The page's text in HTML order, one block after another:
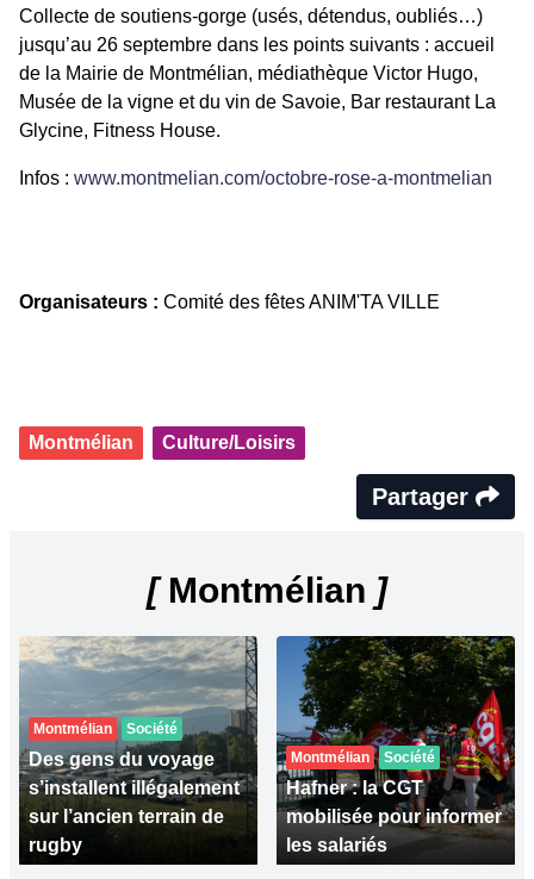
Collecte de soutiens-gorge (usés, détendus, oubliés…)
jusqu’au 26 septembre dans les points suivants : accueil
de la Mairie de Montmélian, médiathèque Victor Hugo,
Musée de la vigne et du vin de Savoie, Bar restaurant La
Glycine, Fitness House.
Infos : www.montmelian.com/octobre-rose-a-montmelian
Organisateurs : Comité des fêtes ANIM'TA VILLE
Montmélian Culture/Loisirs
Partager
[Montmélian ]
Montmélian Société
Des gens du voyage
s’installent illégalement
sur l’ancien terrain de
rugby
Montmélian Société
Hafner : la CGT
mobilisée pour informer
les salariés